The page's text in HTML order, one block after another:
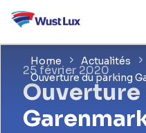
Home
Actualités
Ouverture du parking
25 février 2020